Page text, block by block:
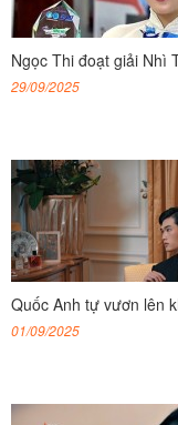
Ngọc Thi đoạt giải Nhì
29/09/2025
Quốc Anh tự vươn lên
01/09/2025